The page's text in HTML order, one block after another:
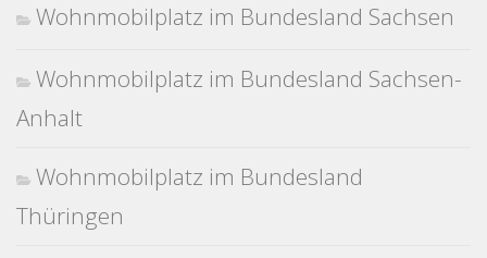
Wohnmobilplatz im Bundesland Sachsen
Wohnmobilplatz im Bundesland Sachsen-
Anhalt
Wohnmobilplatz im Bundesland
Thüringen